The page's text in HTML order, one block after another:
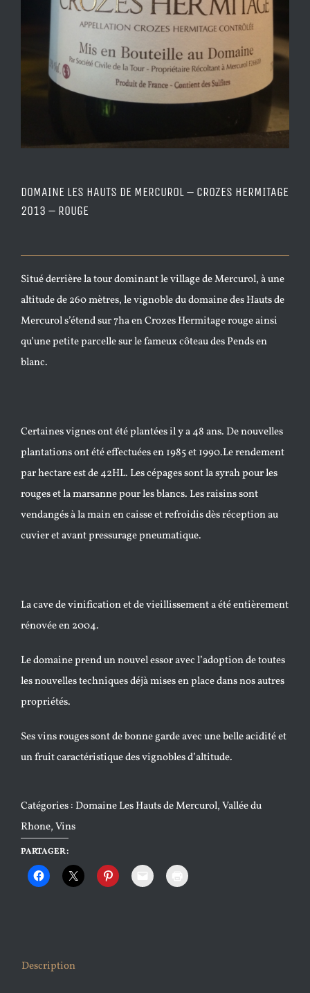
DOMAINE LES HAUTS DE MERCUROL – CROZES HERMITAGE
2013 – ROUGE
Situé derrière la tour dominant le village de Mercurol, à une
altitude de 260 mètres, le vignoble du domaine des Hauts de
Mercurol s’étend sur 7ha en Crozes Hermitage rouge ainsi
qu’une petite parcelle sur le fameux côteau des Pends en
blanc.
Certaines vignes ont été plantées il y a 48 ans. De nouvelles
plantations ont été effectuées en 1985 et 1990.Le rendement
par hectare est de 42HL. Les cépages sont la syrah pour les
rouges et la marsanne pour les blancs. Les raisins sont
vendangés à la main en caisse et refroidis dès réception au
cuvier et avant pressurage pneumatique.
La cave de vinification et de vieillissement a été entièrement
rénovée en 2004.
Le domaine prend un nouvel essor avec l’adoption de toutes
les nouvelles techniques déjà mises en place dans nos autres
propriétés.
Ses vins rouges sont de bonne garde avec une belle acidité et
un fruit caractéristique des vignobles d’altitude.
Catégories : Domaine Les Hauts de Mercurol,Vallée du
Rhone,Vins
PARTAGER :
Description